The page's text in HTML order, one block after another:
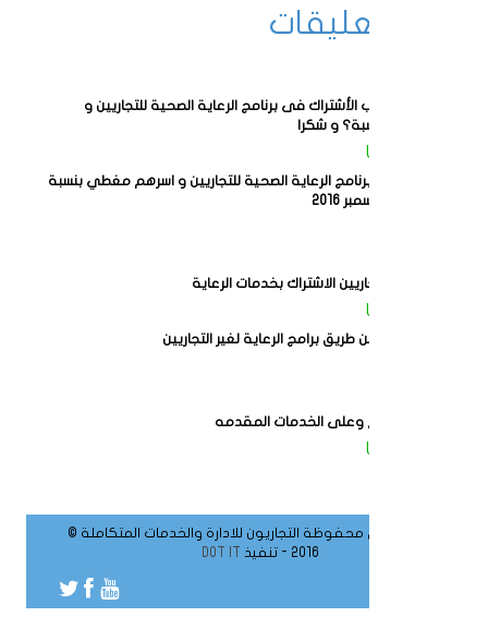
عرض التعليقات
متى سيتم فتح باب الأشتراك فى برنامج الرعاية الصحية للتجاريين و
أسرهم مغطى بنسبة؟ و شكرا
Website Admin
يبدء الإشتراك في برنامج الرعاية الصحية للتجاريين و اسرهم مغطي بنسبة
في بدايه شهر ديسمبر 2016
هل يمكن لغير التجاريين الاشتراك بخدمات الرعاية
Website Admin
نعم يمكنك ذلك عن طريق برامج الرعاية لغير التجاريين
شكرا على الموقع وعلى الخدمات المقدمه
Website Admin
جميع الحقوق محفوظة التجاريون للادارة والخدمات المتكاملة ©
2016 - تنفيذ
DOT IT